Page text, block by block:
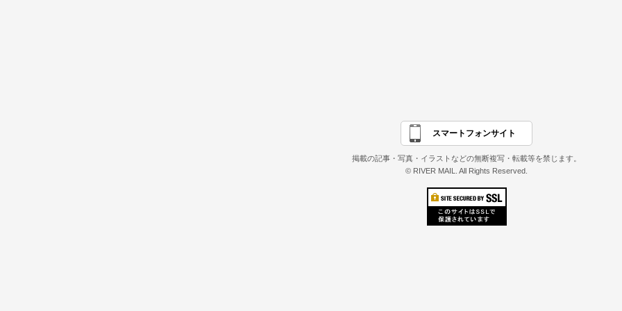
スマートフォンサイト
掲載の記事・写真・イラストなどの無断複写・転載等を禁じます。
© RIVER MAIL. All Rights Reserved.